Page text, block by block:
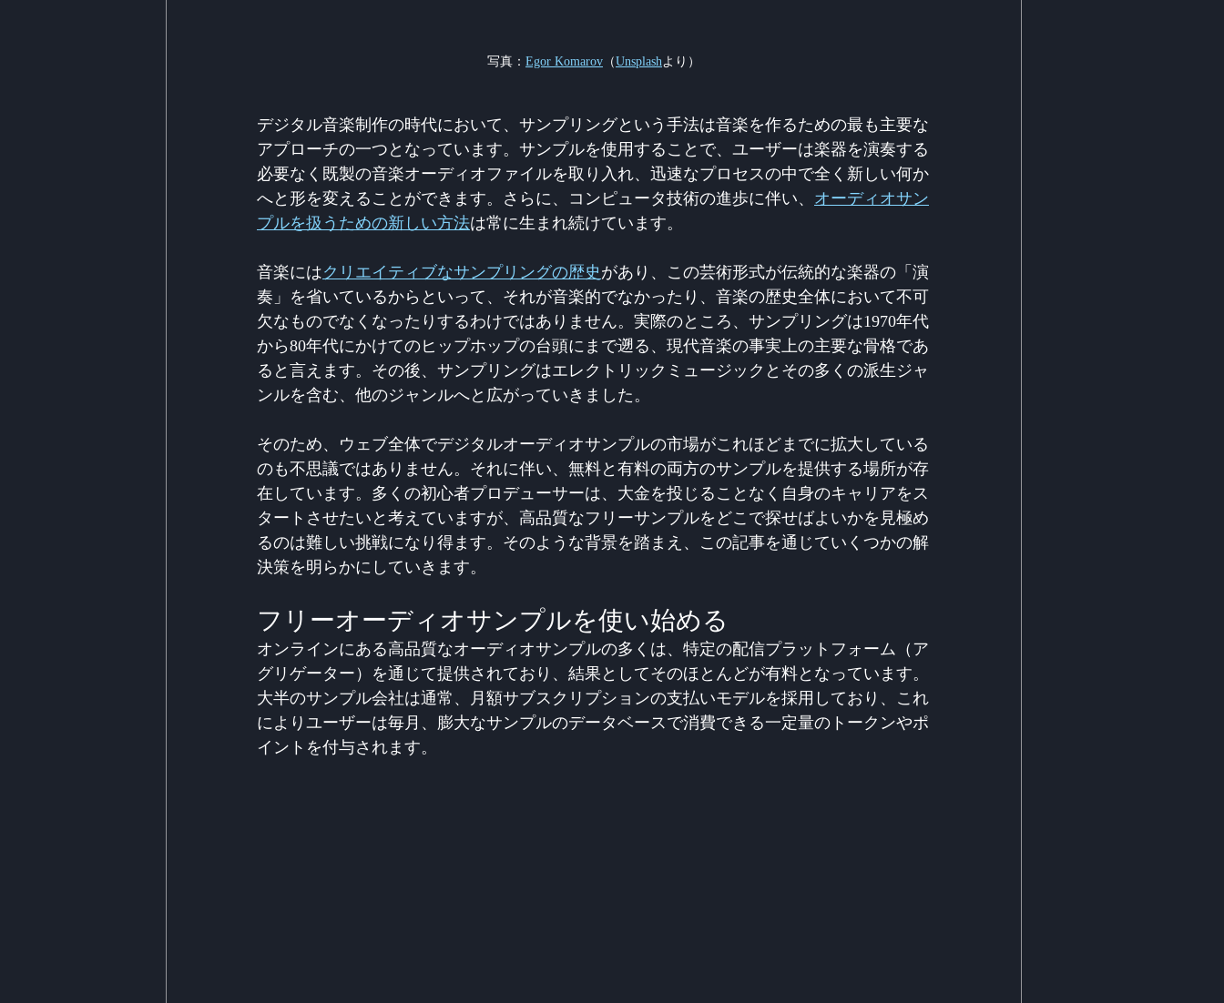
写真： Egor Komarov （Unsplashより）
デジタル音楽制作の時代において、サンプリングという手法は音楽を作るための最も主要な
アプローチの一つとなっています。サンプルを使用することで、ユーザーは楽器を演奏する
必要なく既製の音楽オーディオファイルを取り入れ、迅速なプロセスの中で全く新しい何か
へと形を変えることができます。さらに、コンピュータ技術の進歩に伴い、 オーディオサン
プルを扱うための新しい方法は常に生まれ続けています。
音楽にはクリエイティブなサンプリングの歴史 があり、この芸術形式が伝統的な楽器の「演
奏」を省いているからといって、それが音楽的でなかったり、音楽の歴史全体において不可
欠なものでなくなったりするわけではありません。実際のところ、サンプリングは1970年代
から80年代にかけてのヒップホップの台頭にまで遡る、現代音楽の事実上の主要な骨格であ
ると言えます。その後、サンプリングはエレクトリックミュージックとその多くの派生ジャ
ンルを含む、他のジャンルへと広がっていきました。
そのため、ウェブ全体でデジタルオーディオサンプルの市場がこれほどまでに拡大している
のも不思議ではありません。それに伴い、無料と有料の両方のサンプルを提供する場所が存
在しています。多くの初心者プロデューサーは、大金を投じることなく自身のキャリアをス
タートさせたいと考えていますが、高品質なフリーサンプルをどこで探せばよいかを見極め
るのは難しい挑戦になり得ます。そのような背景を踏まえ、この記事を通じていくつかの解
決策を明らかにしていきます。
フリーオーディオサンプルを使い始める
オンラインにある高品質なオーディオサンプルの多くは、特定の配信プラットフォーム（ア
グリゲーター）を通じて提供されており、結果としてそのほとんどが有料となっています。
大半のサンプル会社は通常、月額サブスクリプションの支払いモデルを採用しており、これ
によりユーザーは毎月、膨大なサンプルのデータベースで消費できる一定量のトークンやポ
イントを付与されます。